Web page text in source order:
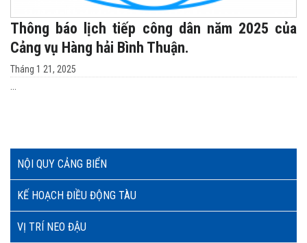
NỘI QUY CẢNG BIỂN
KẾ HOẠCH ĐIỀU ĐỘNG TÀU
VỊ TRÍ NEO ĐẬU
Thông báo lịch tiếp công dân năm 2025 của
Cảng vụ Hàng hải Bình Thuận.
Tháng 1 21, 2025